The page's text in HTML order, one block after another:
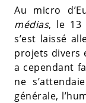
Au micro
médias, le 13
s’est laissé
projets divers
a cependant
ne
générale,